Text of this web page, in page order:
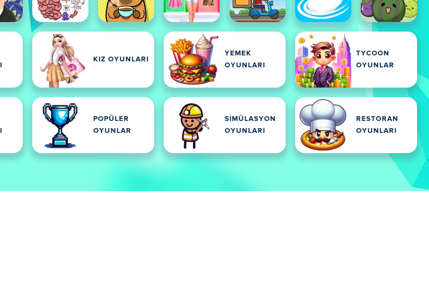
KIZ OYUNLARI
YEMEK
OYUNLARI
TYCOON
OYUNLAR
POPÜLER
OYUNLAR
SIMÜLASYON
OYUNLARI
RESTORAN
OYUNLARI